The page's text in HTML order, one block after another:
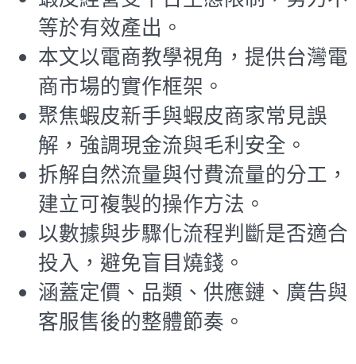
等於有效產出。
本文以電商教學視角，提供台灣電
商市場的實作框架。
聚焦蝦皮新手與蝦皮商家常見誤
解，強調現金流與毛利安全。
拆解自然流量與付費流量的分工，
建立可複製的操作方法。
以數據與步驟化流程判斷是否適合
投入，避免盲目燒錢。
涵蓋定價、品類、供應鏈、廣告與
客服售後的整體節奏。